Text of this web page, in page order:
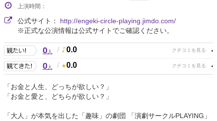
上演時間：
公式サイト： http://engeki-circle-playing.jimdo.com/
※正式な公演情報は公式サイトでご確認ください。
0人 / 0.0
0人 / 0.0
「お金と人生、どっちが欲しい？」
「お金と愛と、どちらが欲しい？」
「大人」が本気を出した「趣味」の劇団 「演劇サークルPLAYING」